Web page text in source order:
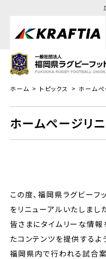
ホーム トピックス ホームぺ
ホームぺージリ
この度、福岡県ラグビー
をリニューアルいたしました
皆さまにタイムリーな情報
たコンテンツを提供するよ
福岡県内で行われる試合